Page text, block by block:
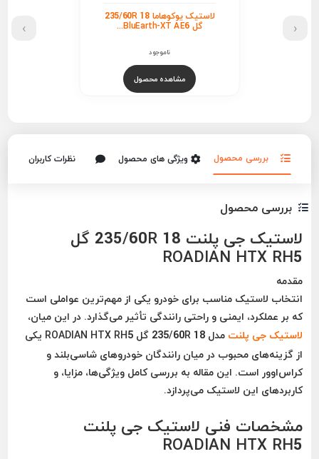
لاستیک یوکوهاما 235/60R 18
گل BluEarth-XT AE6...
ناموجود
مشاهده محصول
‹
›
بررسی محصول ویژگی های محصول نظرات کاربران
بررسی محصول
لاستیک جی پلنت 235/60R 18 گل
ROADIAN HTX RH5
مقدمه
انتخاب لاستیک مناسب برای خودرو یکی از مهم‌ترین عواملی است
که بر عملکرد، ایمنی و راحتی رانندگی تأثیر می‌گذارد. در این میان،
لاستیک جی پلنت
مدل 235/60R 18 گل ROADIAN HTX RH5 یکی
از گزینه‌های محبوب در میان رانندگان خودروهای شاسی‌بلند و
کراس‌اوور است. این مقاله به بررسی کامل ویژگی‌ها، مزایا، و
کاربردهای این لاستیک می‌پردازد.
مشخصات فنی لاستیک جی پلنت
ROADIAN HTX RH5